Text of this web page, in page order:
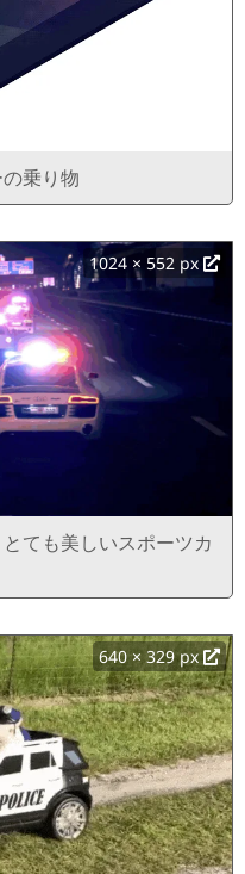
乗り物
1024 × 552 px
ても美しいスポーツカ
640 × 329 px